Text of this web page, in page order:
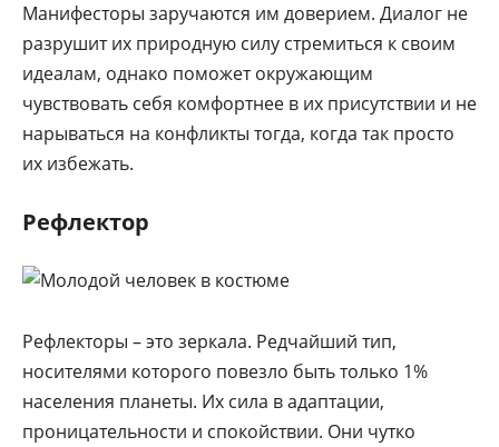
Манифесторы заручаются им доверием. Диалог не
разрушит их природную силу стремиться к своим
идеалам, однако поможет окружающим
чувствовать себя комфортнее в их присутствии и не
нарываться на конфликты тогда, когда так просто
их избежать.
Рефлектор
Рефлекторы – это зеркала. Редчайший тип,
носителями которого повезло быть только 1%
населения планеты. Их сила в адаптации,
проницательности и спокойствии. Они чутко